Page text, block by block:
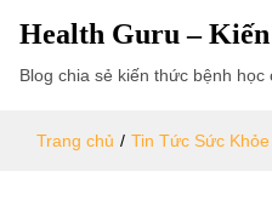
Health Guru –
Blog chia sẻ kiến thức bệnh học
Trang chủ / Tin Tức Sức Khỏe